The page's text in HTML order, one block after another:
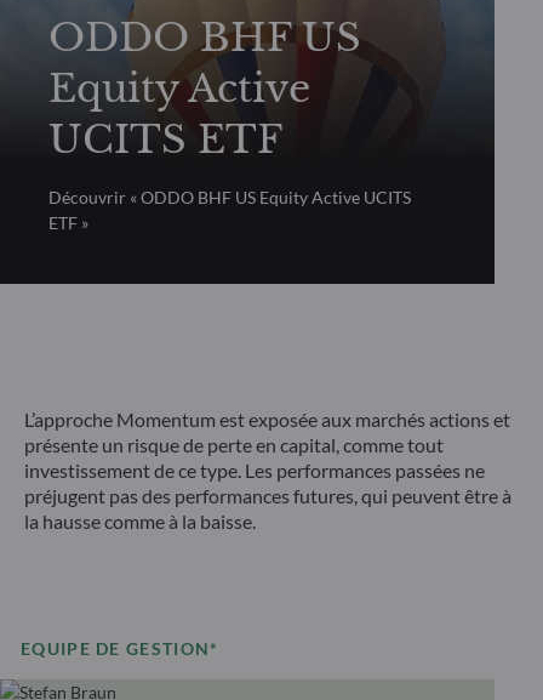
ODDO BHF US
Equity Active
UCITS ETF
Découvrir « ODDO BHF US Equity Active UCITS
ETF »
L’approche Momentum est exposée aux marchés actions et
présente un risque de perte en capital, comme tout
investissement de ce type. Les performances passées ne
préjugent pas des performances futures, qui peuvent être à
la hausse comme à la baisse.
EQUIPE DE GESTION*